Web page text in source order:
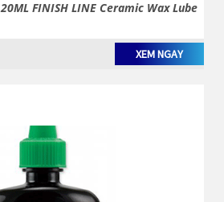
FINISH LINE Ceramic Wax Lube
XEM NGAY